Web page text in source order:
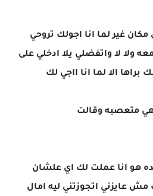
غير لما انا اجولك تروحي
ولا لا واتفضلي يلا ادخلي على
الا لما انا ااجي لك
متعصبه وقالت
هو انا عملت لك اي علشان
مش عايزني اتجوزتني ليه امال